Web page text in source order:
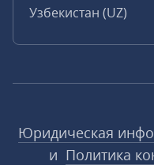
Узбекистан (UZ)
Юридическая
и Политика